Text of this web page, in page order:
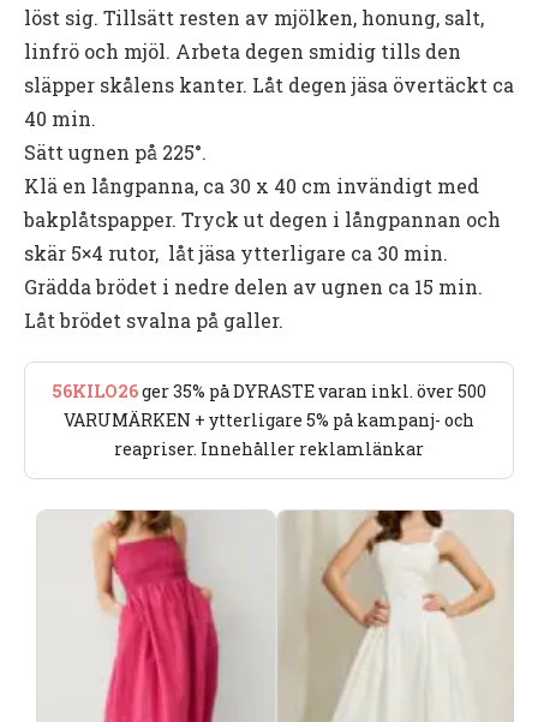
löst sig. Tillsätt resten av mjölken, honung, salt,
linfrö och mjöl. Arbeta degen smidig tills den
släpper skålens kanter. Låt degen jäsa övertäckt ca
40 min.
Sätt ugnen på 225°.
Klä en långpanna, ca 30 x 40 cm invändigt med
bakplåtspapper. Tryck ut degen i långpannan och
skär 5×4 rutor, låt jäsa ytterligare ca 30 min.
Grädda brödet i nedre delen av ugnen ca 15 min.
Låt brödet svalna på galler.
56KILO26ger 35% på DYRASTE varan inkl. över 500
VARUMÄRKEN + ytterligare 5% på kampanj- och
reapriser. Innehåller reklamlänkar